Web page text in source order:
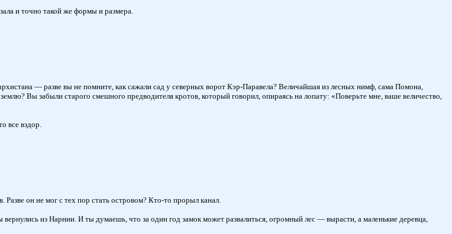
и точно такой же формы и размера.
— разве вы не помните, как сажали сад у северных ворот Кэр-Паравела? Величайшая из лесных нимф, сама Помона,
Вы забыли старого смешного предводителя кротов, который говорил, опираясь на лопату: «Поверьте мне, ваше величество,
все вздор.
он не мог с тех пор стать островом? Кто-то прорыл канал.
из Нарнии. И ты думаешь, что за один год замок может развалиться, огромный лес — вырасти, а маленькие деревца,